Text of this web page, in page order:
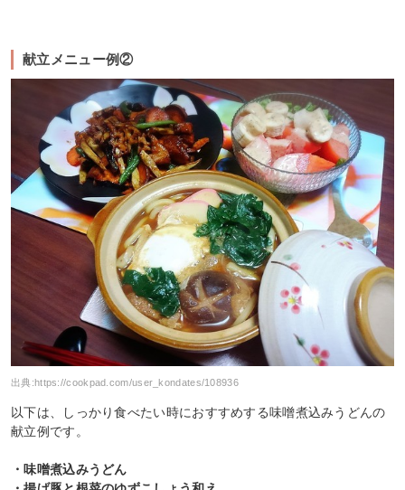
献立メニュー例②
出典:https://cookpad.com/user_kondates/108936
以下は、しっかり食べたい時におすすめする味噌煮込みうどんの
献立例です。
・味噌煮込みうどん